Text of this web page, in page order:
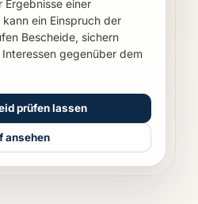
einer
ein Einspruch der
Bescheide, sichern
gegenüber dem
prüfen lassen
ansehen